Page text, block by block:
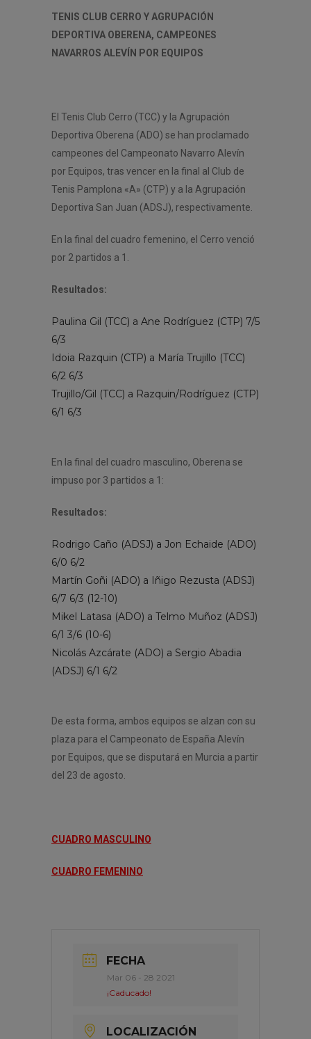
TENIS CLUB CERRO Y AGRUPACIÓN
DEPORTIVA OBERENA, CAMPEONES
NAVARROS ALEVÍN POR EQUIPOS
El Tenis Club Cerro (TCC) y la Agrupación
Deportiva Oberena (ADO) se han proclamado
campeones del Campeonato Navarro Alevín
por Equipos, tras vencer en la final al Club de
Tenis Pamplona «A» (CTP) y a la Agrupación
Deportiva San Juan (ADSJ), respectivamente.
En la final del cuadro femenino, el Cerro venció
por 2 partidos a 1.
Resultados:
Paulina Gil (TCC) a Ane Rodríguez (CTP) 7/5
6/3
Idoia Razquin (CTP) a María Trujillo (TCC)
6/2 6/3
Trujillo/Gil (TCC) a Razquin/Rodríguez (CTP)
6/1 6/3
En la final del cuadro masculino, Oberena se
impuso por 3 partidos a 1:
Resultados:
Rodrigo Caño (ADSJ) a Jon Echaide (ADO)
6/0 6/2
Martín Goñi (ADO) a Iñigo Rezusta (ADSJ)
6/7 6/3 (12-10)
Mikel Latasa (ADO) a Telmo Muñoz (ADSJ)
6/1 3/6 (10-6)
Nicolás Azcárate (ADO) a Sergio Abadia
(ADSJ) 6/1 6/2
De esta forma, ambos equipos se alzan con su
plaza para el Campeonato de España Alevín
por Equipos, que se disputará en Murcia a partir
del 23 de agosto.
CUADRO MASCULINO
CUADRO FEMENINO
FECHA
Mar 06 - 28 2021
¡Caducado!
LOCALIZACIÓN